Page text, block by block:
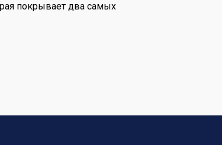
покрывает два самых